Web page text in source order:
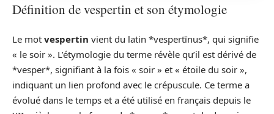
Définition de vespertin et son étymologie
Le mot vespertin vient du latin *vespertīnus*, qui signifie
« le soir ». L’étymologie du terme révèle qu’il est dérivé de
*vesper*, signifiant à la fois « soir » et « étoile du soir »,
indiquant un lien profond avec le crépuscule. Ce terme a
évolué dans le temps et a été utilisé en français depuis le